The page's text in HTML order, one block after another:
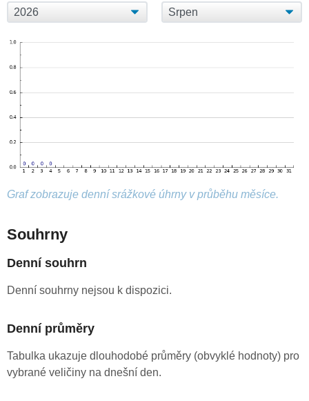
Graf zobrazuje denní srážkové úhrny v průběhu měsíce.
Souhrny
Denní souhrn
Denní souhrny nejsou k dispozici.
Denní průměry
Tabulka ukazuje dlouhodobé průměry (obvyklé hodnoty) pro
vybrané veličiny na dnešní den.